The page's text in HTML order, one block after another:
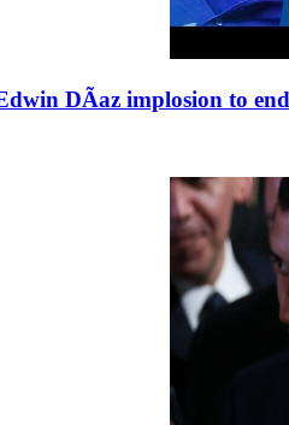
DÃ­az implosion to